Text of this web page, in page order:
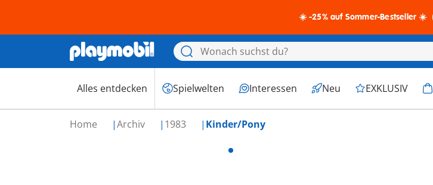
☀️ -25% auf Sommer-Bestseller ☀️
Alles entdecken Spielwelten Interessen Neu EXKLUSIV
Home Archiv 1983 Kinder/Pony